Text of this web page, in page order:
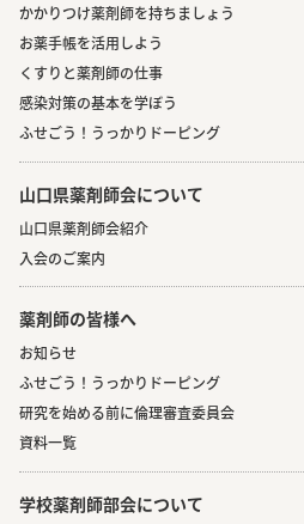
かかりつけ薬剤師を持ちましょう
お薬手帳を活用しよう
くすりと薬剤師の仕事
感染対策の基本を学ぼう
ふせごう！うっかりドーピング
山口県薬剤師会について
山口県薬剤師会紹介
入会のご案内
薬剤師の皆様へ
お知らせ
ふせごう！うっかりドーピング
研究を始める前に倫理審査委員会
資料一覧
学校薬剤師部会について